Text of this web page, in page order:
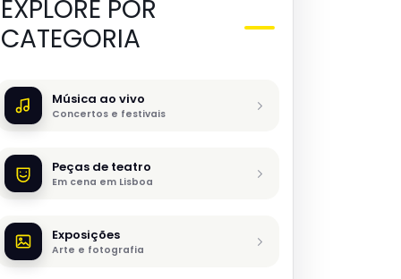
EXPLORE POR
CATEGORIA
Música ao vivo
Concertos e festivais
Peças de teatro
Em cena em Lisboa
Exposições
Arte e fotografia